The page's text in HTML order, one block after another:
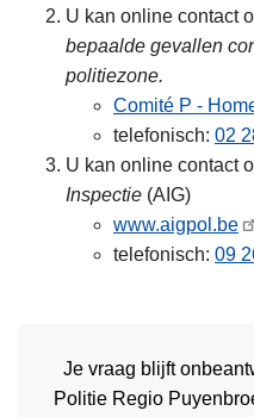
U kan online contact
bepaalde gevallen
politiezone.
Comité P -
telefonisch: 02
U kan online contact
Inspectie (AIG)
www.aigpol.be
telefonisch: 09
Je vraag blijft
Politie Regio